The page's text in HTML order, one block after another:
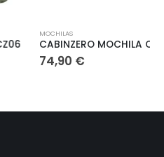
MOCHILAS
CABINZERO MOCHILA CABINA CZ17
74,90€